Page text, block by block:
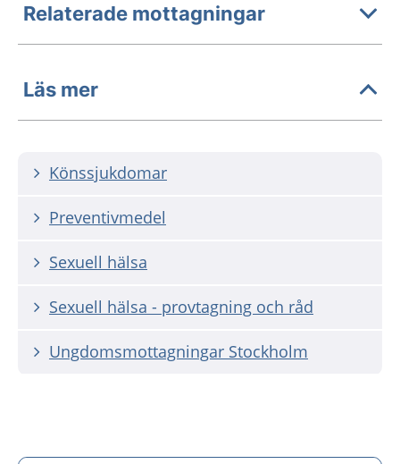
Relaterade mottagningar
Läs mer
Könssjukdomar
Preventivmedel
Sexuell hälsa
Sexuell hälsa - provtagning och råd
Ungdomsmottagningar Stockholm